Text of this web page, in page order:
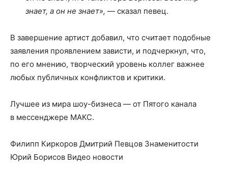
знает, а он не знает», — сказал певец.
В завершение артист добавил, что считает подобные
заявления проявлением зависти, и подчеркнул, что,
по его мнению, творческий уровень коллег важнее
любых публичных конфликтов и критики.
Лучшее из мира шоу-бизнеса — от Пятого канала
в мессенджере МАКС.
Филипп Киркоров Дмитрий Певцов Знаменитости
Юрий Борисов Видео новости